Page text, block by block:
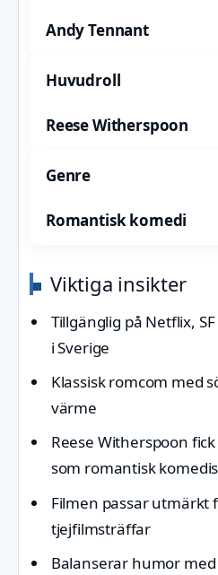
Andy Tennant
Huvudroll
Reese Witherspoon
Genre
Romantisk komedi
Viktiga insikter
Tillgänglig på Netflix,
i Sverige
Klassisk romcom med
värme
Reese Witherspoon
som romantisk
Filmen passar utmärkt
tjejfilmsträffar
Balanserar humor